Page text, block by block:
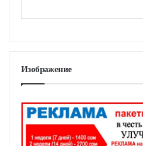
Изображение